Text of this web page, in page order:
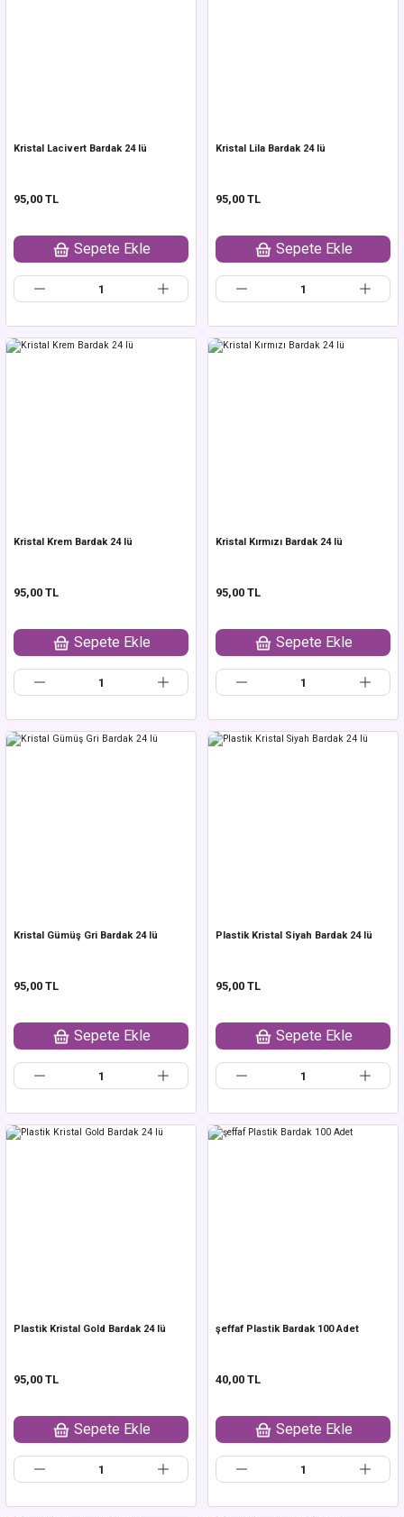
Kristal Lacivert Bardak 24 lü
95,00 TL
Sepete Ekle
Kristal Lila Bardak 24 lü
95,00 TL
Sepete Ekle
Kristal Krem Bardak 24 lü
95,00 TL
Sepete Ekle
Kristal Kırmızı Bardak 24 lü
95,00 TL
Sepete Ekle
Kristal Gümüş Gri Bardak 24 lü
95,00 TL
Sepete Ekle
Plastik Kristal Siyah Bardak 24 lü
95,00 TL
Sepete Ekle
Plastik Kristal Gold Bardak 24 lü
95,00 TL
Sepete Ekle
şeffaf Plastik Bardak 100 Adet
40,00 TL
Sepete Ekle